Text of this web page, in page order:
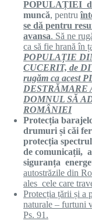
POPULAȚIEI
muncă, pentru
se dă pentru
avansa. Să ne
ca să fie hrană în
POPULAȚIE
CUCERIT, de
rugăm ca acest
DOMNUL SĂ
ROMÂNIEI
Protecția
drumuri și căi
protecția
de comunicații,
siguranța
autostrăzile din
ales cele care
Protecția țării și a
naturale – furtuni
Ps. 91 .